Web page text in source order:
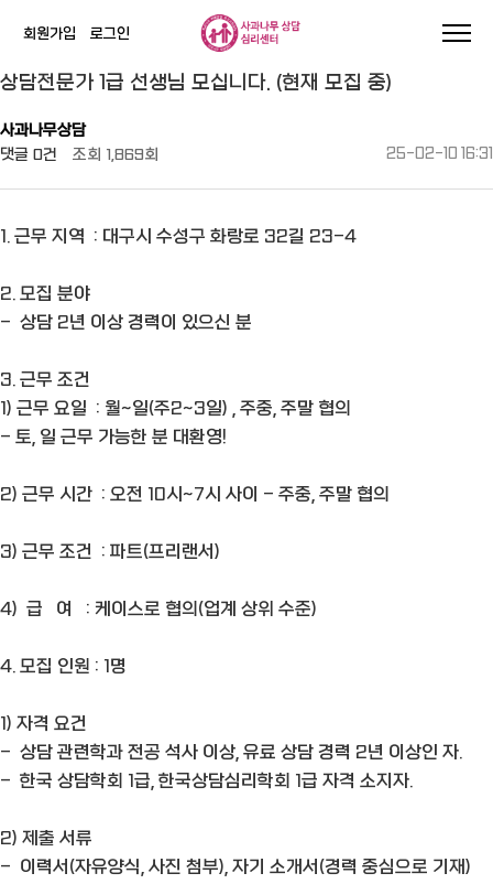
회원가입 로그인
상담전문가 1급 선생님 모십니다. (현재 모집 중)
사과나무상담
댓글 0건 조회 1,869회 25-02-10 16:31
1. 근무 지역 : 대구시 수성구 화랑로 32길 23-4
2. 모집 분야
- 상담 2년 이상 경력이 있으신 분
3. 근무 조건
1) 근무 요일 : 월~일(주2~3일) , 주중, 주말 협의
- 토, 일 근무 가능한 분 대환영!
2) 근무 시간 : 오전 10시~7시 사이 - 주중, 주말 협의
3) 근무 조건 : 파트(프리랜서)
4) 급 여 : 케이스로 협의(업계 상위 수준)
4. 모집 인원 : 1명
1) 자격 요건
- 상담 관련학과 전공 석사 이상, 유료 상담 경력 2년 이상인 자.
- 한국 상담학회 1급, 한국상담심리학회 1급 자격 소지자.
2) 제출 서류
- 이력서(자유양식, 사진 첨부), 자기 소개서(경력 중심으로 기재)